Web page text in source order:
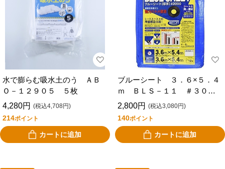
水で膨らむ吸水土のう ＡＢ
Ｏ－１２９０５ ５枚
4,280円 (税込4,708円)
214ポイント
カートに追加
ブルーシート ３．６×５．４
ｍ ＢＬＳ－１１ ＃３００
０番
2,800円 (税込3,080円)
140ポイント
カートに追加